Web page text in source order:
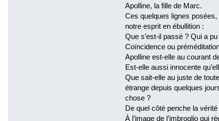
Apolline, la fille de Marc.
Ces quelques lignes
notre esprit en ébullition :
Que s’est-il passé ? Qui a
Coïncidence ou
Apolline est-elle au courant
Est-elle aussi innocente
Que sait-elle au juste de
étrange depuis quelques
chose ?
De quel côté penche la vérité
À l’image de l’imbroglio qui